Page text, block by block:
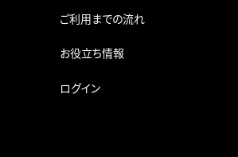
ご利用までの流れ
お役立ち情報
ログイン